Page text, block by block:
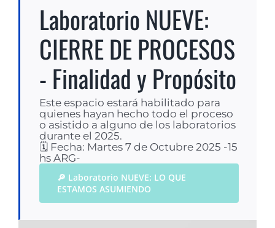
Laboratorio NUEVE:
CIERRE DE PROCESOS
- Finalidad y Propósito
Este espacio estará habilitado para
quienes hayan hecho todo el proceso
o asistido a alguno de los laboratorios
durante el 2025.
🗓 Fecha: Martes 7 de Octubre 2025 -15
hs ARG-
🔎 Laboratorio NUEVE: LO QUE
ESTAMOS ASUMIENDO